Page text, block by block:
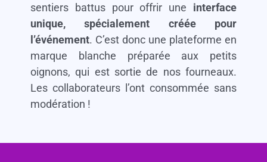
sentiers battus pour offrir une interface
unique, spécialement créée pour
l’événement. C’est donc une plateforme en
marque blanche préparée aux petits
oignons, qui est sortie de nos fourneaux.
Les collaborateurs l’ont consommée sans
modération !